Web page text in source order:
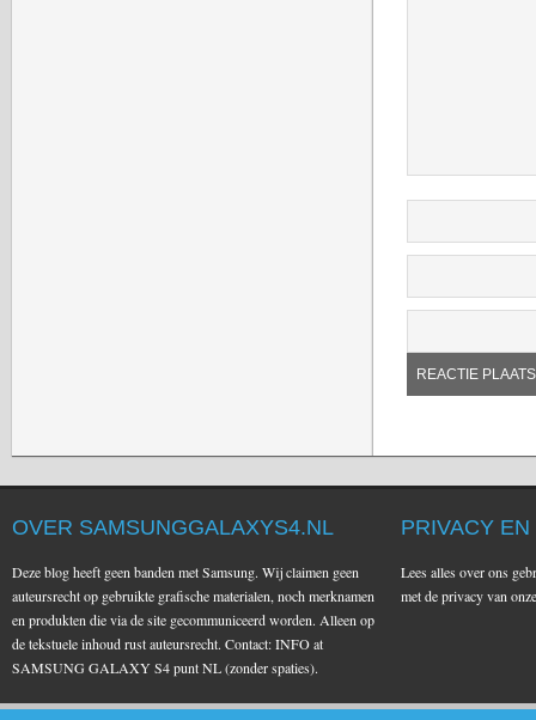
OVER SAMSUNGGALAXYS4.NL
Deze blog heeft geen banden met Samsung. Wij claimen geen
auteursrecht op gebruikte grafische materialen, noch merknamen
en produkten die via de site gecommuniceerd worden. Alleen op
de tekstuele inhoud rust auteursrecht. Contact: INFO at
SAMSUNG GALAXY S4 punt NL (zonder spaties).
PRIVACY
Lees alles over ons
met de privacy van